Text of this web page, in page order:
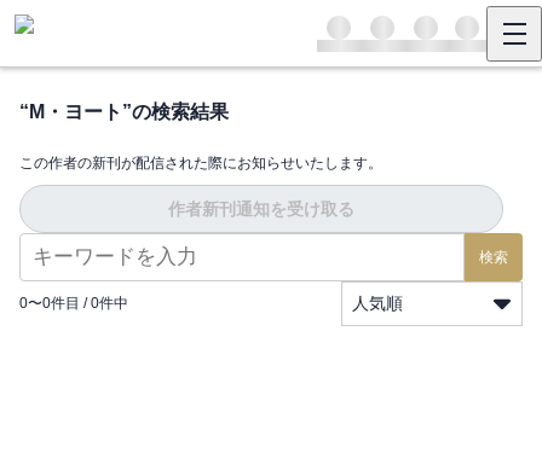
“ M・ヨート ”の検索結果
この作者の新刊が配信された際にお知らせいたします。
作者新刊通知を受け取る
検索
0〜0件目 / 0件中 人気順